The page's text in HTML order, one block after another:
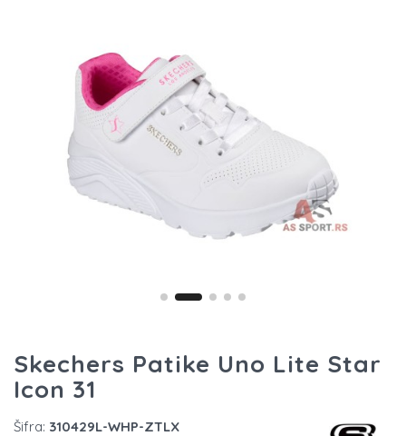
Skechers Patike Uno Lite Star
Icon 31
Šifra: 310429L-WHP-ZTLX